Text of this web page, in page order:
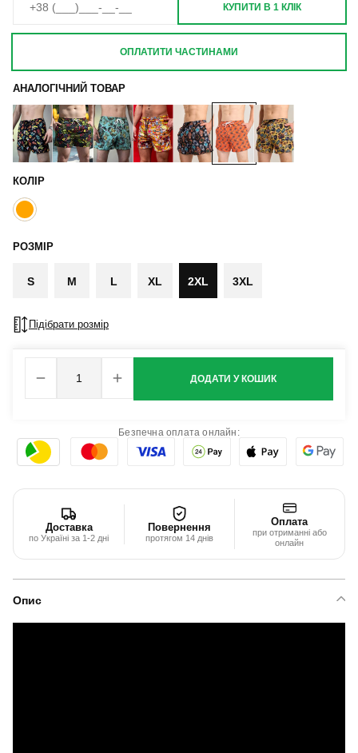
АНАЛОГІЧНИЙ ТОВАР
КОЛІР
РОЗМІР
S M L XL 2XL 3XL
Підібрати розмір
ДОДАТИ У КОШИК
КУПИТИ В 1 КЛІК
ОПЛАТИТИ ЧАСТИНАМИ
Безпечна оплата онлайн:
Доставка
по Україні за 1-2 дні
Повернення
протягом 14 днів
Оплата
при отриманні або
онлайн
Опис